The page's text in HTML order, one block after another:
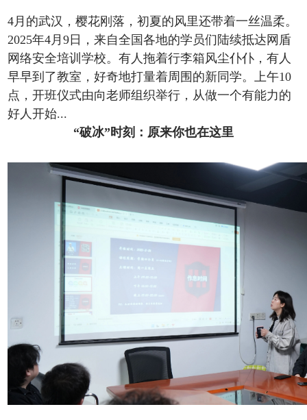
4月的武汉，樱花刚落，初夏的风里还带着一丝温柔。
2025年4月9日，来自全国各地的学员们陆续抵达网盾
网络安全培训学校。有人拖着行李箱风尘仆仆，有人
早早到了教室，好奇地打量着周围的新同学。上午10
点，开班仪式由向老师组织举行，从做一个有能力的
好人开始...
“破冰”时刻：原来你也在这里